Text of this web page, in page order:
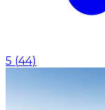
5 (44)